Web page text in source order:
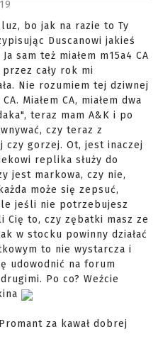
bo jak na razie to Ty
Duscanowi jakieś
sam też miałem m15a4 CA
cały rok mi
Nie rozumiem tej dziwnej
Miałem CA, miałem dwa
teraz mam A&K i po
czy teraz z
gorzej. Ot, jest inaczej
replika służy do
jest markowa, czy nie,
może się zepsuć,
jeśli nie potrzebujesz
to, czy zębatki masz ze
w stocku powinny działać
to nie wystarcza i
udowodnić na forum
Po co? Weźcie
za kawał dobrej